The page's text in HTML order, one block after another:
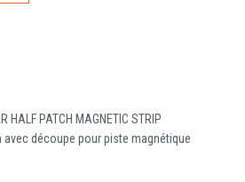
HALF PATCH MAGNETIC STRIP
avec découpe pour piste magnétique